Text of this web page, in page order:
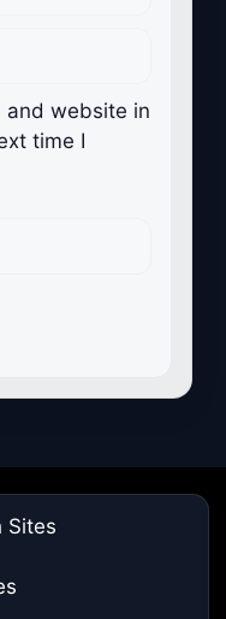
and website in
time I
Sites